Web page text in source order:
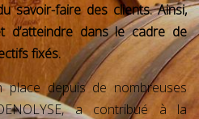
savoir-faire des clients. Ainsi,
d’atteindre dans le cadre de
fixés.
place depuis de nombreuses
a contribué à la